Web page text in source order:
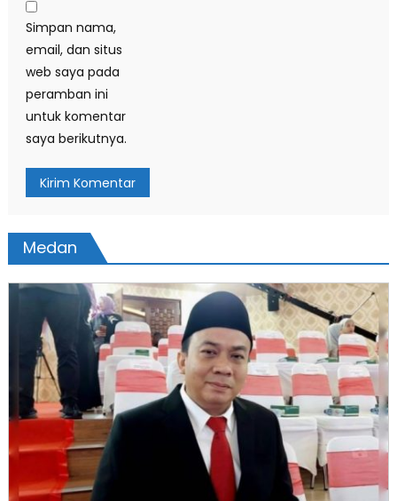
Simpan nama,
email, dan situs
web saya pada
peramban ini
untuk komentar
saya berikutnya.
Medan